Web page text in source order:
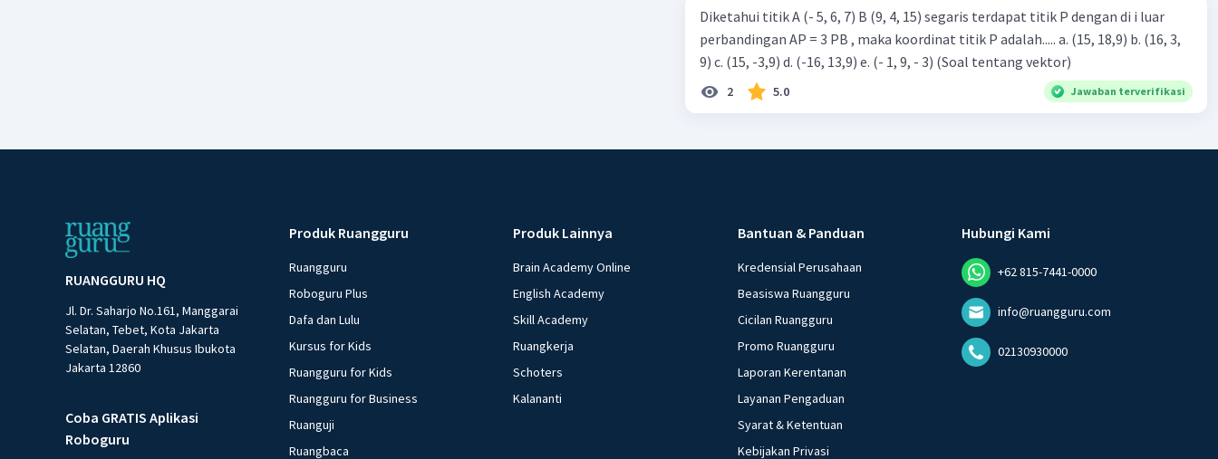
Diketahui titik A (- 5, 6, 7) B (9, 4, 15) segaris terdapat titik P dengan di i luar
perbandingan AP = 3 PB , maka koordinat titik P adalah..... a. (15, 18,9) b. (16, 3,
9) c. (15, -3,9) d. (-16, 13,9) e. (- 1, 9, - 3) (Soal tentang vektor)
2 5.0 Jawaban terverifikasi
RUANGGURU HQ
Jl. Dr. Saharjo No.161, Manggarai
Selatan, Tebet, Kota Jakarta
Selatan, Daerah Khusus Ibukota
Jakarta 12860
Coba GRATIS Aplikasi
Roboguru
Produk Ruangguru
Ruangguru
Roboguru Plus
Dafa dan Lulu
Kursus for Kids
Ruangguru for Kids
Ruangguru for Business
Ruanguji
Ruangbaca
Produk Lainnya
Brain Academy Online
English Academy
Skill Academy
Ruangkerja
Schoters
Kalananti
Bantuan & Panduan
Kredensial Perusahaan
Beasiswa Ruangguru
Cicilan Ruangguru
Promo Ruangguru
Laporan Kerentanan
Layanan Pengaduan
Syarat & Ketentuan
Kebijakan Privasi
Hubungi Kami
+62 815-7441-0000
info@ruangguru.com
02130930000